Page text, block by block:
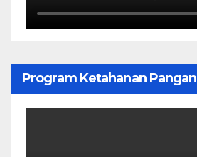
Program Ketahanan Pangan